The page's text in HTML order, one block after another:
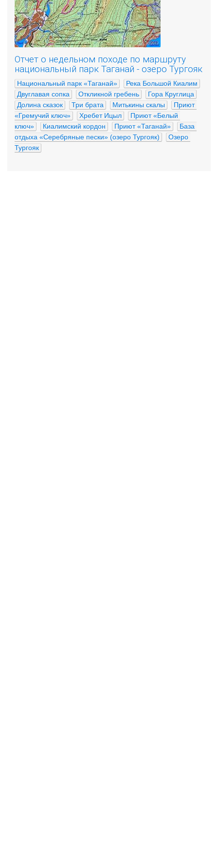
Отчет о недельном походе по маршруту
национальный парк Таганай - озеро Тургояк
Национальный парк «Таганай»
Река Большой Киалим
Двуглавая сопка
Откликной гребень
Гора Круглица
Долина сказок
Три брата Митькины скалы
Приют
«Гремучий ключ»
Хребет Ицыл
Приют «Белый
ключ»
Киалимский кордон Приют «Таганай»
База
отдыха «Серебряные пески» (озеро Тургояк)
Озеро
Тургояк